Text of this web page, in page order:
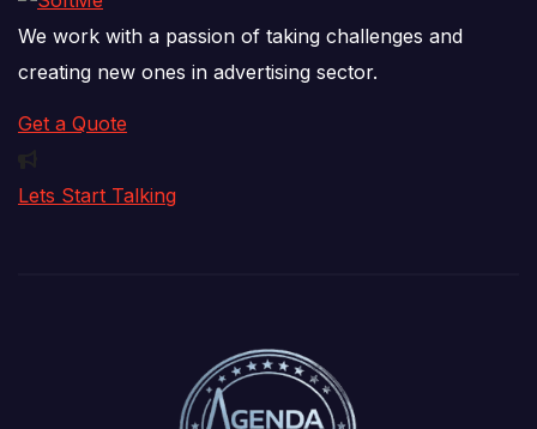
We work with a passion of taking challenges and
creating new ones in advertising sector.
Get a Quote
Lets Start Talking